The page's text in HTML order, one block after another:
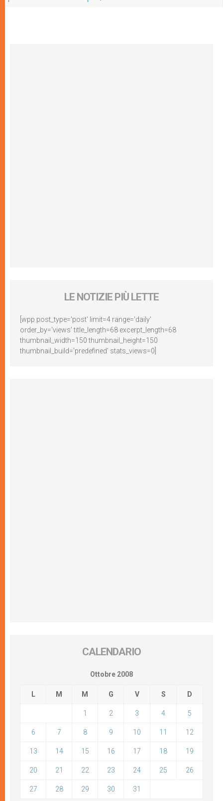
LE NOTIZIE PIÙ LETTE
[wpp post_type='post' limit=4 range='daily'
order_by='views' title_length=68 excerpt_length=68
thumbnail_width=150 thumbnail_height=150
thumbnail_build='predefined' stats_views=0]
CALENDARIO
Ottobre 2008
L M M G V S D
1 2 3 4 5
6 7 8 9 10 11 12
13 14 15 16 17 18 19
20 21 22 23 24 25 26
27 28 29 30 31